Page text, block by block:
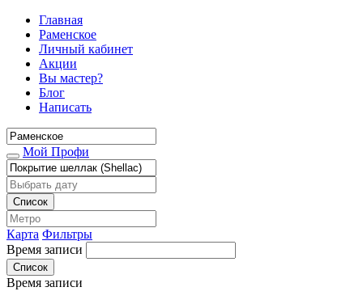
Главная
Раменское
Личный кабинет
Акции
Вы мастер?
Блог
Написать
Мой Профи
Список
Карта Фильтры
Время записи
Список
Время записи